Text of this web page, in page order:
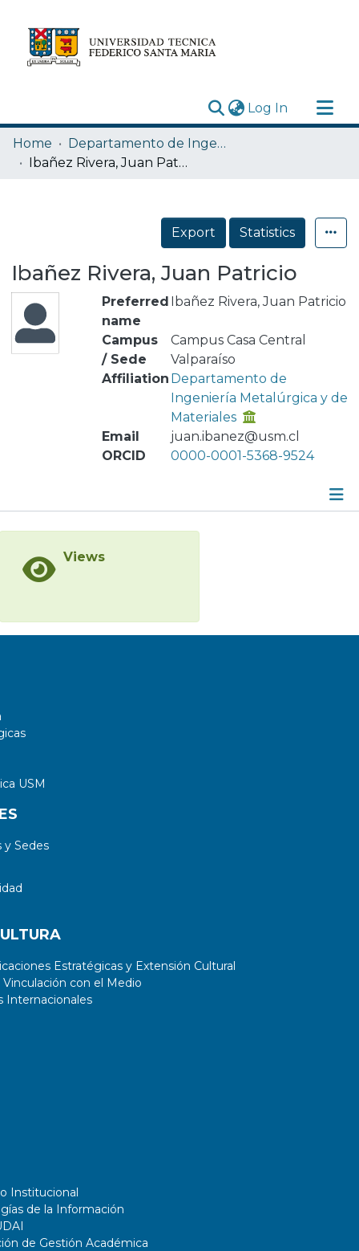
Log In (current)
Research Outputs
Statistics
Home
Departamento de Ingeniería Metalúrgica y de Materiales
Ibañez Rivera, Juan Patricio
Export Statistics
Ibañez Rivera, Juan Patricio
Preferred
name
Ibañez Rivera, Juan Patricio
Campus
/ Sede
Campus Casa Central
Valparaíso
Affiliation Departamento de
Ingeniería Metalúrgica y de
Materiales
Email
juan.ibanez@usm.cl
ORCID
0000-0001-5368-9524
Metrics
Views
USM
Sedes
Estratégicas y Extensión Cultural
con el Medio
Internacionales
Institucional
de la Información
de Gestión Académica